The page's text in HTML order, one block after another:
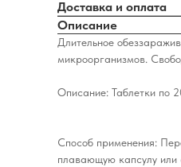
Доставка и оплата
Описание
Длительное
микроорганизмов.
Описание: Таблетки по
Способ применения:
плавающую капсулу или